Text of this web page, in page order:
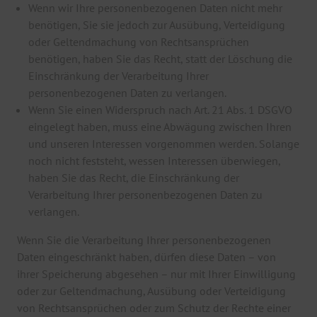
Wenn wir Ihre personenbezogenen Daten nicht mehr
benötigen, Sie sie jedoch zur Ausübung, Verteidigung
oder Geltendmachung von Rechtsansprüchen
benötigen, haben Sie das Recht, statt der Löschung die
Einschränkung der Verarbeitung Ihrer
personenbezogenen Daten zu verlangen.
Wenn Sie einen Widerspruch nach Art. 21 Abs. 1 DSGVO
eingelegt haben, muss eine Abwägung zwischen Ihren
und unseren Interessen vorgenommen werden. Solange
noch nicht feststeht, wessen Interessen überwiegen,
haben Sie das Recht, die Einschränkung der
Verarbeitung Ihrer personenbezogenen Daten zu
verlangen.
Wenn Sie die Verarbeitung Ihrer personenbezogenen
Daten eingeschränkt haben, dürfen diese Daten – von
ihrer Speicherung abgesehen – nur mit Ihrer Einwilligung
oder zur Geltendmachung, Ausübung oder Verteidigung
von Rechtsansprüchen oder zum Schutz der Rechte einer